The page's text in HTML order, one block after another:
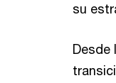
su
Desde